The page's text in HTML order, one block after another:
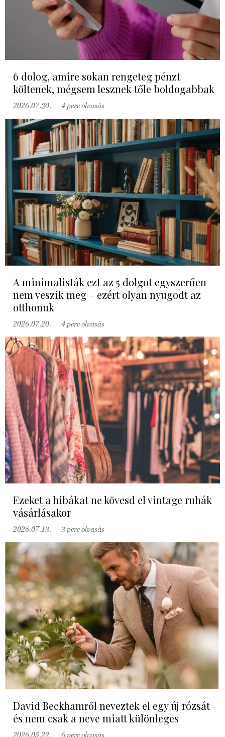
6 dolog, amire sokan rengeteg pénzt
költenek, mégsem lesznek tőle boldogabbak
2026.07.30. 4 perc olvasás
A minimalisták ezt az 5 dolgot egyszerűen
nem veszik meg – ezért olyan nyugodt az
otthonuk
2026.07.20. 4 perc olvasás
Ezeket a hibákat ne kövesd el vintage ruhák
vásárlásakor
2026.07.13. 3 perc olvasás
David Beckhamről neveztek el egy új rózsát –
és nem csak a neve miatt különleges
2026.05.22. 6 perc olvasás